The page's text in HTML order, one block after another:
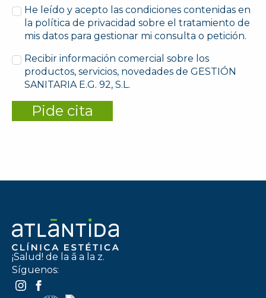
He leído y acepto las condiciones contenidas en
la política de privacidad sobre el tratamiento de
mis datos para gestionar mi consulta o petición.
Recibir información comercial sobre los
productos, servicios, novedades de GESTIÓN
SANITARIA E.G. 92, S.L.
Pide cita
¡Salud! de la ā a la z.
Síguenos: